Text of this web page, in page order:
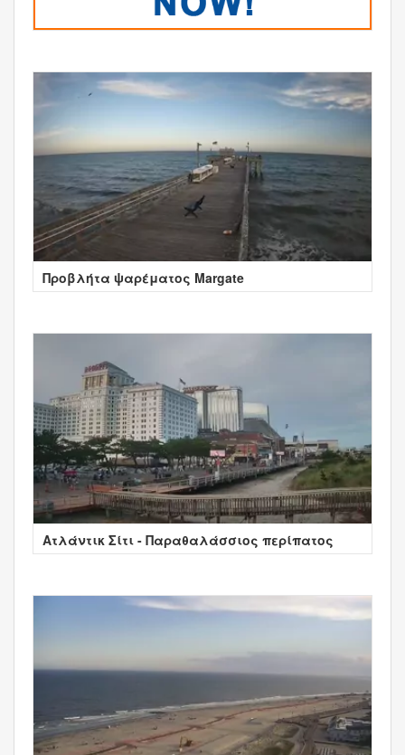
Προβλήτα ψαρέματος Margate
Ατλάντικ Σίτι - Παραθαλάσσιος περίπατος